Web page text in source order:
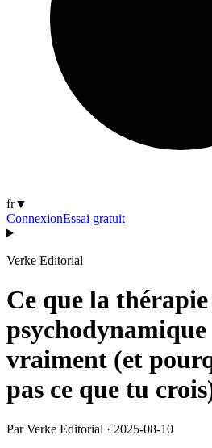
fr▼
ConnexionEssai gratuit
Verke Editorial
Ce que la thérapie
vraiment (et
pas ce que tu
Par Verke Editorial · 2025-08-10